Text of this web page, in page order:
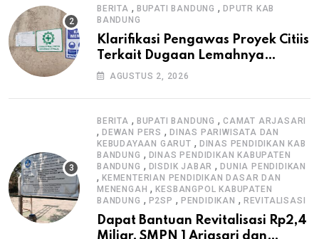
BERITA , BUPATI BANDUNG ,DPUTR KAB
BANDUNG
Klarifikasi Pengawas Proyek Citiis
Terkait Dugaan Lemahnya
Pengawasan K3
AGUSTUS 2, 2026
BERITA , BUPATI BANDUNG ,CAMAT ARJASARI
, DEWAN PERS , DINAS PARIWISATA DAN
KEBUDAYAAN GARUT , DINAS PENDIDIKAN KAB
BANDUNG , DINAS PENDIDIKAN KABUPATEN
BANDUNG , DISDIK JABAR ,DUNIA PENDIDIKAN
, KEMENTERIAN PENDIDIKAN DASAR DAN
MENENGAH ,KESBANGPOL KABUPATEN
BANDUNG , P2SP , PENDIDIKAN , REVITALISASI
Dapat Bantuan Revitalisasi Rp2,4
Miliar, SMPN 1 Arjasari dan